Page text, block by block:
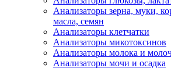
Анализаторы зерна, муки,
масла, семян
Анализаторы клетчатки
Анализаторы микотоксинов
Анализаторы молока и
Анализаторы мочи и осадка